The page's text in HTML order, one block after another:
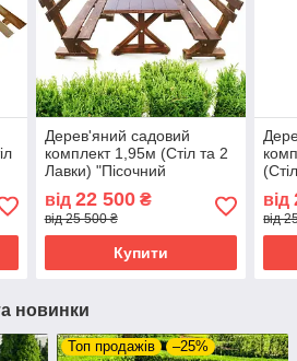
Дерев'яний садовий
комплект 1,95м (Стіл та 2
Лавки) "Пісочний
від 22 500₴
від 25 500 ₴
Купити
від
від
новинки
Топ продажів –25%